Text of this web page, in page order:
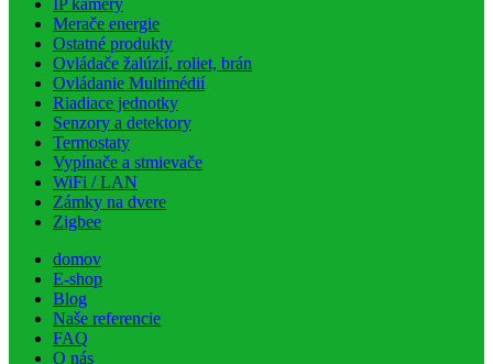
IP kamery
Merače energie
Ostatné produkty
Ovládače žalúzií, roliet, brán
Ovládanie Multimédií
Riadiace jednotky
Senzory a detektory
Termostaty
Vypínače a stmievače
WiFi / LAN
Zámky na dvere
Zigbee
domov
E-shop
Blog
Naše referencie
FAQ
O nás